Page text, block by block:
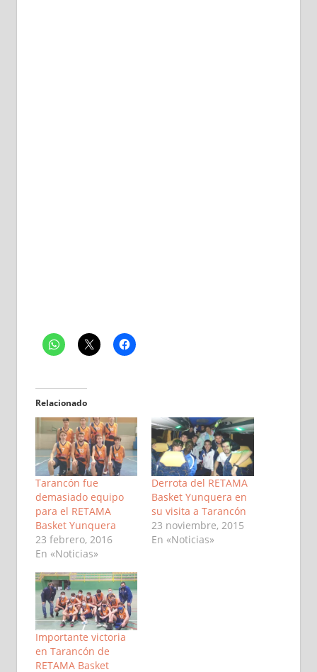
Relacionado
Tarancón fue
demasiado equipo
para el RETAMA
Basket Yunquera
23 febrero, 2016
En «Noticias»
Derrota del RETAMA
Basket Yunquera en
su visita a Tarancón
23 noviembre, 2015
En «Noticias»
Importante victoria
en Tarancón de
RETAMA Basket